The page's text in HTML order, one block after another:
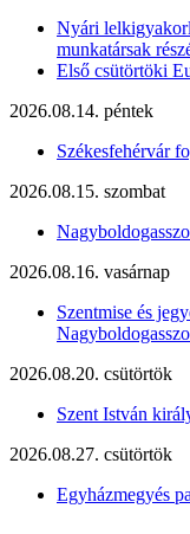
Nyári
munkatársak
Első csütörtöki
2026.08.14. péntek
Székesfehérvár
2026.08.15. szombat
2026.08.16. vasárnap
Szentmise és
2026.08.20. csütörtök
Szent István
2026.08.27. csütörtök
Egyházmegyés